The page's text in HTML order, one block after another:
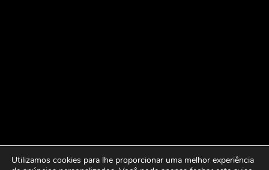
Utilizamos cookies para lhe proporcionar uma melhor experiência